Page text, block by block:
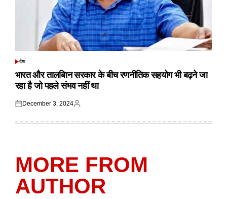
POSTED
देश
भारत और तालबिान सरकार के बीच रणनीतिक सहयोग भी बढ़ने जा
रहा है जो पहले संभव नहीं था
Posted
December 3, 2024
Posted
MORE FROM
AUTHOR